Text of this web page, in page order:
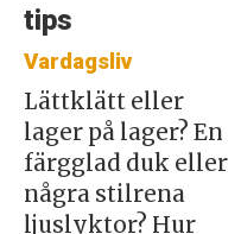
tips
Vardagsliv
Lättklätt eller
lager på lager? En
färgglad duk eller
några stilrena
ljuslyktor? Hur